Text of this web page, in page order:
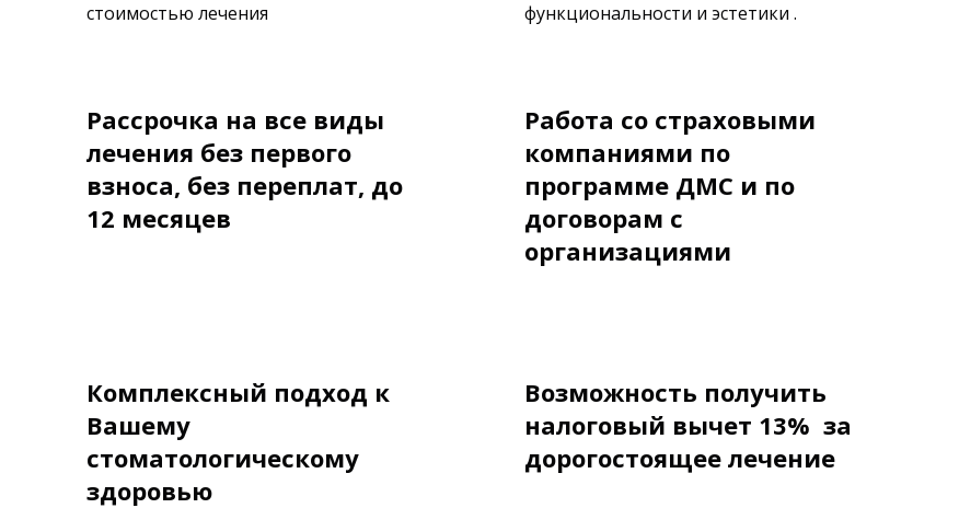
стоимостью лечения
функциональности и эстетики .
Рассрочка на все виды
лечения без первого
взноса, без переплат, до
12 месяцев
Работа со страховыми
компаниями по
программе ДМС и по
договорам с
организациями
Комплексный подход к
Вашему
стоматологическому
здоровью
Возможность получить
налоговый вычет 13% за
дорогостоящее лечение